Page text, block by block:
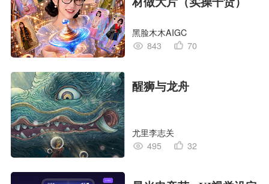
黑脸木木AIGC
843
70
醒狮与龙舟
尤里李志关
495
32